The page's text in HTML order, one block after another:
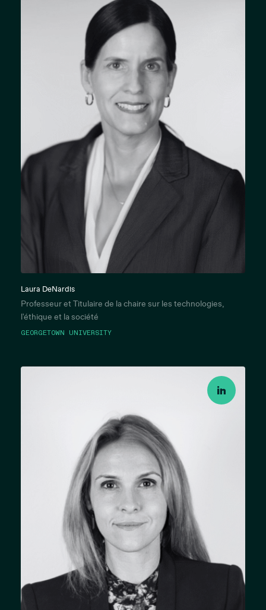
Laura DeNardis
Professeur et Titulaire de la chaire sur les technologies,
l'éthique et la société
GEORGETOWN UNIVERSITY